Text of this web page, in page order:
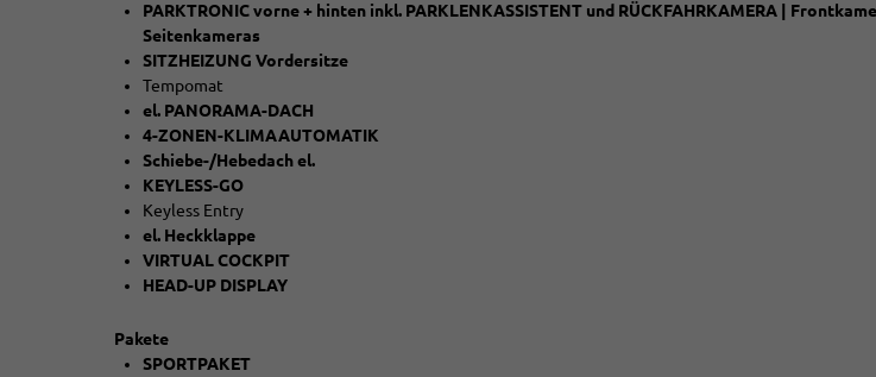
PARKTRONIC vorne + hinten inkl. PARKLENKASSISTENT und RÜCKFAHRKAMERA |
Seitenkameras
SITZHEIZUNG Vordersitze
Tempomat
el. PANORAMA-DACH
4-ZONEN-KLIMAAUTOMATIK
Schiebe-/Hebedach el.
KEYLESS-GO
Keyless Entry
el. Heckklappe
VIRTUAL COCKPIT
HEAD-UP DISPLAY
Pakete
SPORTPAKET